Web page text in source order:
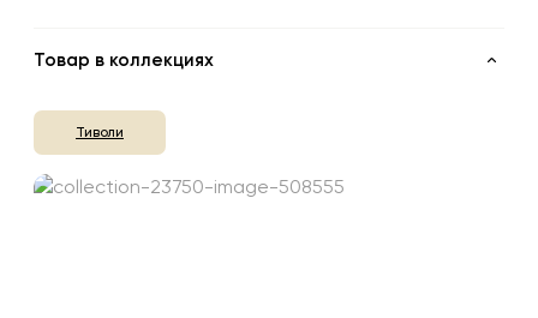
Товар в коллекциях
Тиволи